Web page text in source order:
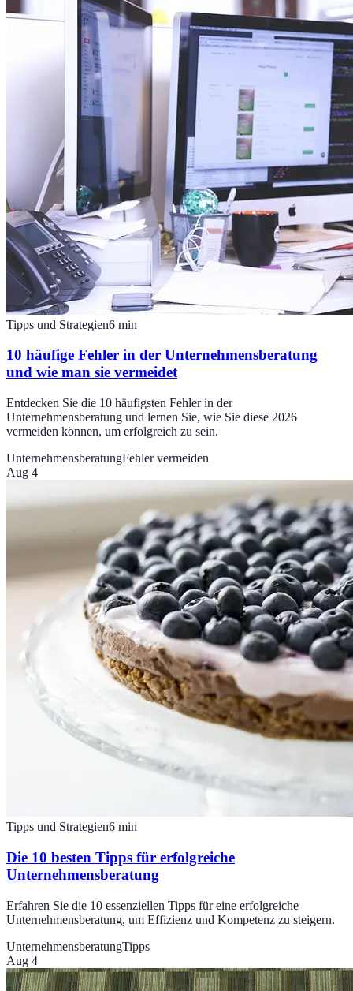
Tipps und Strategien6 min
10 häufige Fehler in der Unternehmensberatung
und wie man sie vermeidet
Entdecken Sie die 10 häufigsten Fehler in der
Unternehmensberatung und lernen Sie, wie Sie diese 2026
vermeiden können, um erfolgreich zu sein.
UnternehmensberatungFehler vermeiden
Aug 4
Tipps und Strategien6 min
Die 10 besten Tipps für erfolgreiche
Unternehmensberatung
Erfahren Sie die 10 essenziellen Tipps für eine erfolgreiche
Unternehmensberatung, um Effizienz und Kompetenz zu steigern.
UnternehmensberatungTipps
Aug 4